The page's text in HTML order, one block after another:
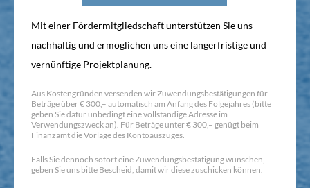
Mit einer Fördermitgliedschaft unterstützen Sie uns
nachhaltig und ermöglichen uns eine längerfristige und
vernünftige Projektplanung.
Aus Kostengründen versenden wir Zuwendungsbestätigungen für
Beträge über € 300,– automatisch am Anfang des Folgejahres (bitte
geben Sie dafür unbedingt eine vollständige Adresse im
Verwendungszweck an). Für Beträge unter € 300,– genügt beim
Finanzamt die Vorlage des Kontoauszuges.
Falls Sie dennoch sofort eine Zuwendungsbestätigung wünschen,
geben Sie uns bitte Bescheid, damit wir diese zuschicken können.